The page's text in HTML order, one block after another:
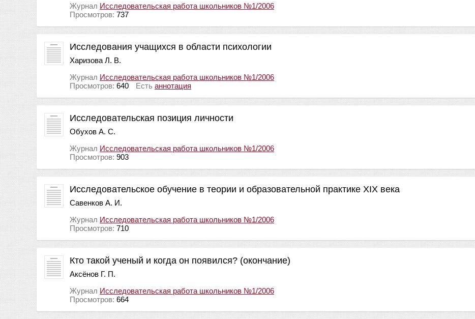
Журнал Исследовательская работа школьников №1/2006
Просмотров: 737
Исследования учащихся в области психологии
Харизова Л. В.
Журнал Исследовательская работа школьников №1/2006
Просмотров: 640 Есть аннотация
Исследовательская позиция личности
Обухов А. С.
Журнал Исследовательская работа школьников №1/2006
Просмотров: 903
Исследовательское обучение в теории и образовательной практике ХIХ века
Савенков А. И.
Журнал Исследовательская работа школьников №1/2006
Просмотров: 710
Кто такой ученый и когда он появился? (окончание)
Аксёнов Г. П.
Журнал Исследовательская работа школьников №1/2006
Просмотров: 664